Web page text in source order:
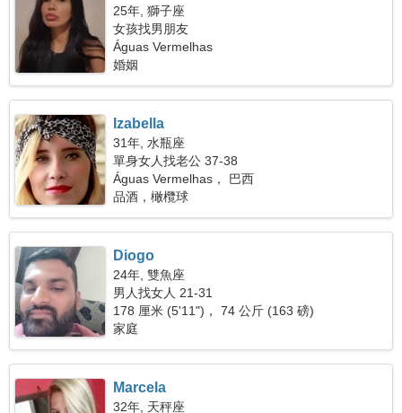
25年, 獅子座
女孩找男朋友
Águas Vermelhas
婚姻
Izabella
31年, 水瓶座
單身女人找老公 37-38
Águas Vermelhas， 巴西
品酒，橄欖球
Diogo
24年, 雙魚座
男人找女人 21-31
178 厘米 (5'11")， 74 公斤 (163 磅)
家庭
Marcela
32年, 天秤座